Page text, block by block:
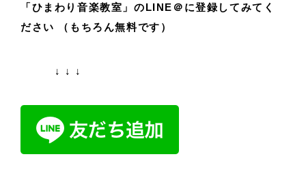
「ひまわり音楽教室」のLINE＠に登録してみてく
ださい （もちろん無料です）
↓ ↓ ↓